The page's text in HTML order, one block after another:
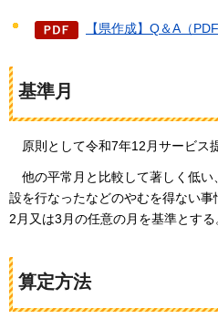
【県作成】Q＆A（
基準月
原則として令和7年12月サービス
他の平常月と比較して著しく低
設を行なったなどのやむを得ない事
2月又は3月の任意の月を基準とする
算定方法